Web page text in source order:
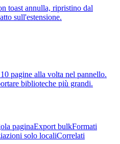
toast annulla, ripristino dal
sull'estensione.
pagine alla volta nel pannello.
biblioteche più grandi.
paginaExport bulkFormati
solo localiCorrelati